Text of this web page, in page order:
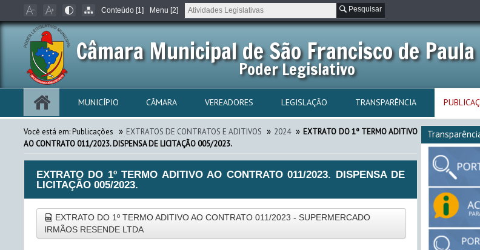
Conteúdo [1] Menu [2] Pesquisar
Câmara Municipal de São Francisco de
Poder Legislativo
MUNICÍPIO CÂMARA VEREADORES LEGISLAÇÃO TRANSPARÊNCIA
Você está em:Publicações » EXTRATOS DE CONTRATOS E ADITIVOS » 2024 » EXTRATO DO 1º TERMO ADITIVO
AO CONTRATO 011/2023. DISPENSA DE LICITAÇÃO 005/2023.
EXTRATO DO 1º TERMO ADITIVO AO CONTRATO 011/2023. DISPENSA DE
LICITAÇÃO 005/2023.
EXTRATO DO 1º TERMO ADITIVO AO CONTRATO 011/2023 - SUPERMERCADO
IRMÃOS RESENDE LTDA